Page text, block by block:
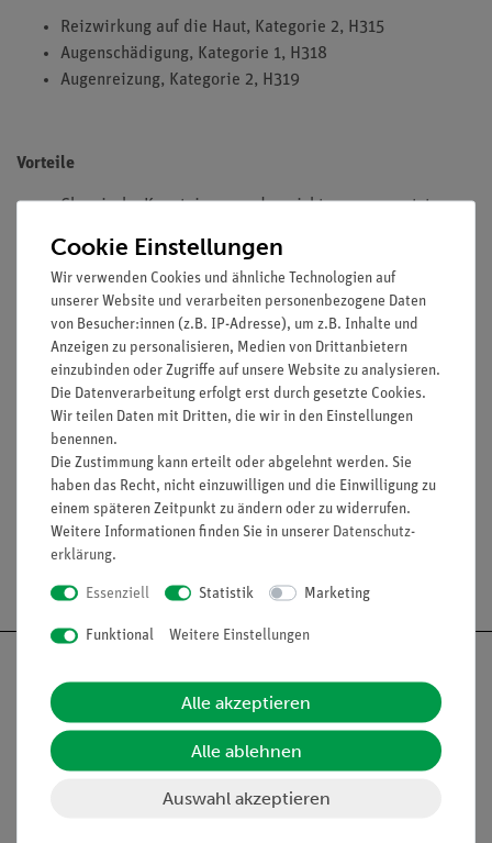
Reizwirkung auf die Haut, Kategorie 2, H315
Augenschädigung, Kategorie 1, H318
Augenreizung, Kategorie 2, H319
Vorteile
Chemische Kenntnisse werden nicht vorausgesetzt, so
einsetzbar sind.
Kolorimetrische Methode für Meerwasser geeignet.
Ausstattung und technische Daten
Abstufung: 0-0,2-0,3-0,5-0,7-1-2-3-5 mg/l P
ausreichend für 100 Bestimmungen
Media / Downloads
Nach oben
Cookie Einstellungen
Wir verwenden Cookies und ähnliche Technologien auf
unserer Website und verarbeiten personenbezogene Daten
von Besucher:innen (z.B. IP-Adresse), um z.B. Inhalte und
Anzeigen zu personalisieren, Medien von Drittanbietern
einzubinden oder Zugriffe auf unsere Website zu analysieren.
Die Datenverarbeitung erfolgt erst durch gesetzte Cookies.
Wir teilen Daten mit Dritten, die wir in den Einstellungen
benennen.
Die Zustimmung kann erteilt oder abgelehnt werden. Sie
haben das Recht, nicht einzuwilligen und die Einwilligung zu
einem späteren Zeitpunkt zu ändern oder zu widerrufen.
Weitere Informationen finden Sie in unserer Daten­schutz­
erklärung.
Essenziell Statistik Marketing
Funktional Weitere Einstellungen
Alle akzeptieren
Alle ablehnen
Auswahl akzeptieren